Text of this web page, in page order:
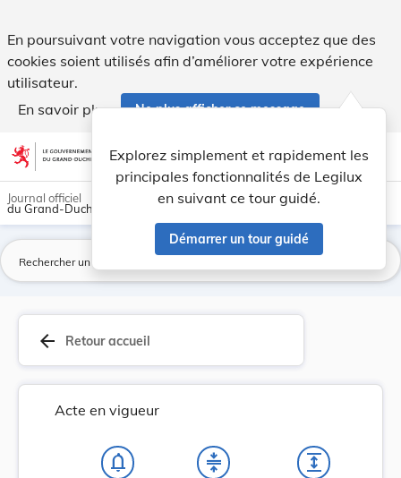
En poursuivant votre navigation vous acceptez que des
cookies soient utilisés afin d’améliorer votre expérience
utilisateur.
En savoir plus
Ne plus afficher ce message
Aller au contenu account_circle help Aide
Explorez simplement et rapidement les
principales fonctionnalités de Legilux
en suivant ce tour guidé.
Démarrer un tour guidé
light_mode dark_mode
Journal officiel
du Grand-Duché de Luxembourg
arrow_back Retour accueil
Acte en vigueur
notifications_none compress expand